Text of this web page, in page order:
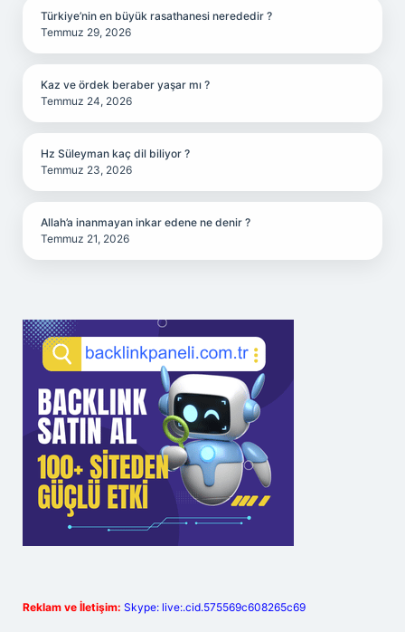
Türkiye’nin en büyük rasathanesi nerededir ?
Temmuz 29, 2026
Kaz ve ördek beraber yaşar mı ?
Temmuz 24, 2026
Hz Süleyman kaç dil biliyor ?
Temmuz 23, 2026
Allah’a inanmayan inkar edene ne denir ?
Temmuz 21, 2026
Reklam ve İletişim: Skype: live:.cid.575569c608265c69